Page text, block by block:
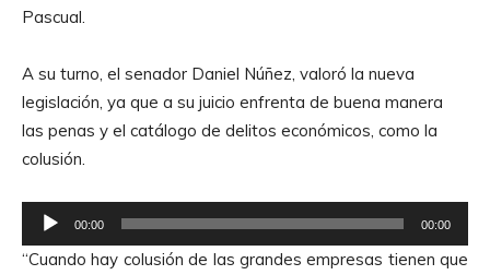
Pascual.
A su turno, el senador Daniel Núñez, valoró la nueva
legislación, ya que a su juicio enfrenta de buena manera
las penas y el catálogo de delitos económicos, como la
colusión.
e
00:00 00:00
“Cuando hay colusión de las grandes empresas tienen que